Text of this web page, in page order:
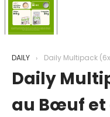
DAILY Daily Multipack
Daily
au Bœuf et